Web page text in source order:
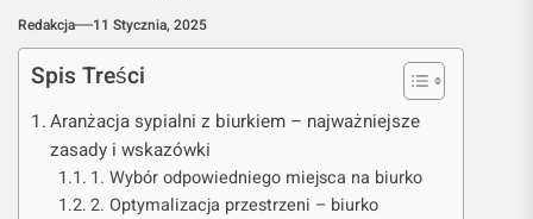
Redakcja 11 Stycznia, 2025
Spis Treści
Aranżacja sypialni z biurkiem – najważniejsze
zasady i wskazówki
1. Wybór odpowiedniego miejsca na biurko
2. Optymalizacja przestrzeni – biurko